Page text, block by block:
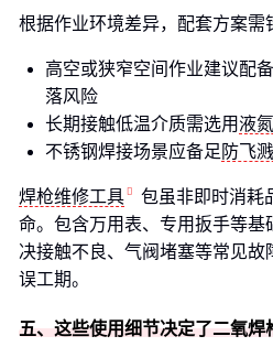
根据作业环境差异，配套方案需
高空或狭窄空间作业建议配备
落风险
长期接触低温介质需选用 液
不锈钢焊接场景应备足 防飞
焊枪维修工具
包虽非即时消耗
命。包含万用表、专用扳手等基
决接触不良、气阀堵塞等常见
误工期。
五、这些使用细节决定了二氧焊